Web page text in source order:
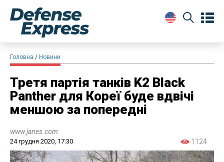
Головна Новини
Третя партія танків K2 Black
Panther для Кореї буде вдвічі
меншою за попередні
www.janes.com
24 грудня 2020, 17:30 1124